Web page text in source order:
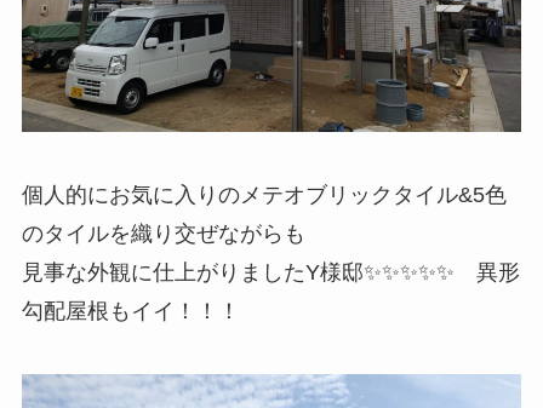
個人的にお気に入りのメテオブリックタイル&5色
のタイルを織り交ぜながらも
見事な外観に仕上がりましたY様邸✨✨✨✨✨ 異形
勾配屋根もイイ！！！